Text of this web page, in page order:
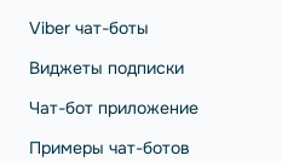
Viber чат-боты
Виджеты подписки
Чат-бот приложение
Примеры чат-ботов